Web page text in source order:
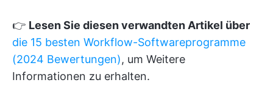
👉 Lesen Sie diesen verwandten Artikel über
die 15 besten Workflow-Softwareprogramme
(2024 Bewertungen), um Weitere
Informationen zu erhalten.